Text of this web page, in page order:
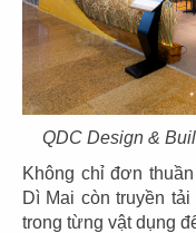
QDC Design &
Không chỉ đơn
Dì Mai còn truyền
trong từng vật dụng
87
SUSHI WAY
CN PXL - Q.Bình Thạnh